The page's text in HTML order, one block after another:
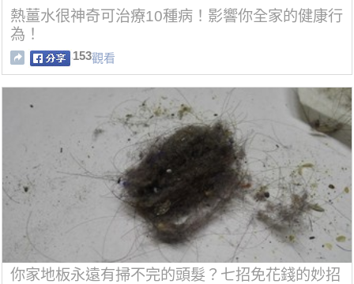
熱薑水很神奇可治療10種病！影響你全家的健康行
為！
153觀看
你家地板永遠有掃不完的頭髮？七招免花錢的妙招